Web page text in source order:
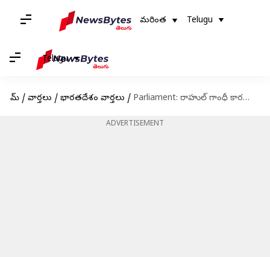
మరింత Telugu
Telugu
హోమ్ / వార్తలు / భారతదేశం వార్తలు / Parliament: రాహుల్ గాంధీ కారణంగా బీజేపీ ఎంపీకి గాయాలు.. స్పందించిన కాంగ్రెస్ నేత
ADVERTISEMENT